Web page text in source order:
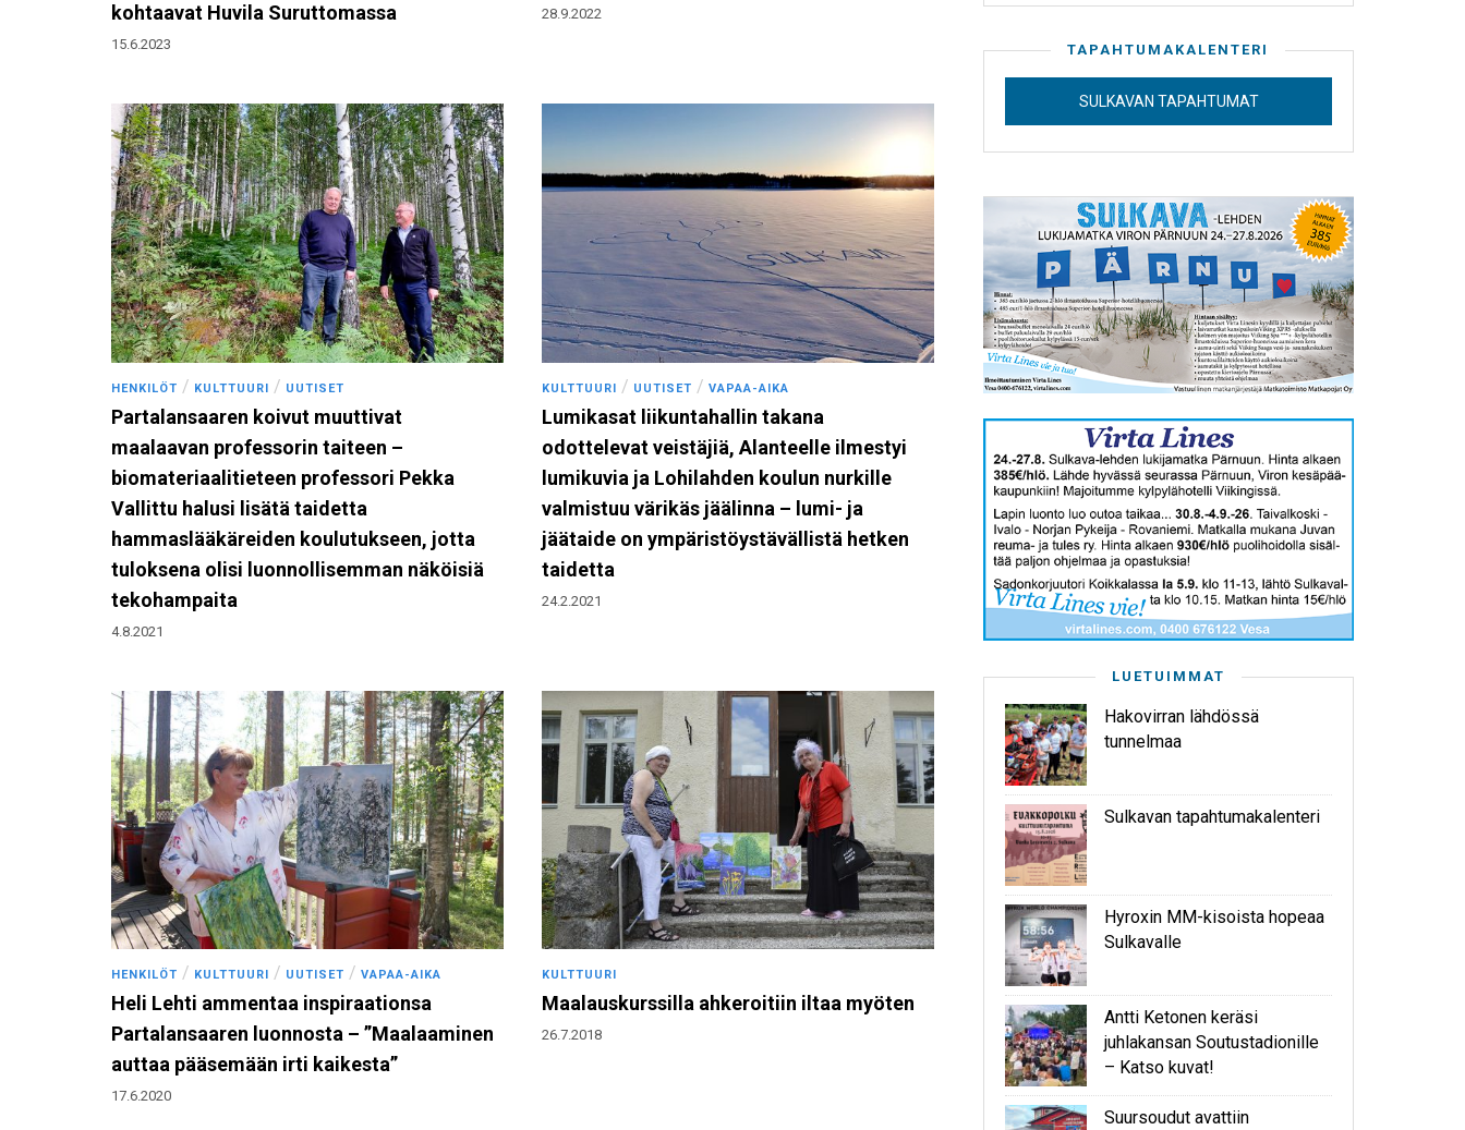
kohtaavat Huvila Suruttomassa
15.6.2023
28.9.2022
HENKILÖT / KULTTUURI / UUTISET
Partalansaaren koivut muuttivat
maalaavan professorin taiteen –
biomateriaalitieteen professori Pekka
Vallittu halusi lisätä taidetta
hammaslääkäreiden koulutukseen, jotta
tuloksena olisi luonnollisemman näköisiä
tekohampaita
4.8.2021
KULTTUURI / UUTISET / VAPAA-AIKA
Lumikasat liikuntahallin takana
odottelevat veistäjiä, Alanteelle ilmestyi
lumikuvia ja Lohilahden koulun nurkille
valmistuu värikäs jäälinna – lumi- ja
jäätaide on ympäristöystävällistä hetken
taidetta
24.2.2021
HENKILÖT / KULTTUURI / UUTISET / VAPAA-AIKA
Heli Lehti ammentaa inspiraationsa
Partalansaaren luonnosta – ”Maalaaminen
auttaa pääsemään irti kaikesta”
17.6.2020
KULTTUURI
Maalauskurssilla ahkeroitiin iltaa myöten
26.7.2018
TAPAHTUMAKALENTERI
SULKAVAN TAPAHTUMAT
LUETUIMMAT
Hakovirran lähdössä
tunnelmaa
Sulkavan tapahtumakalenteri
Hyroxin MM-kisoista hopeaa
Sulkavalle
Antti Ketonen keräsi
juhlakansan Soutustadionille
– Katso kuvat!
Suursoudut avattiin